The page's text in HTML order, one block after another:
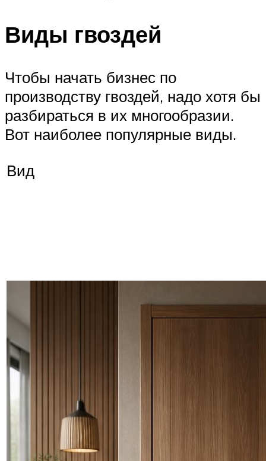
Виды гвоздей
Чтобы начать бизнес по
производству гвоздей, надо хотя бы
разбираться в их многообразии.
Вот наиболее популярные виды.
Вид